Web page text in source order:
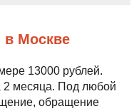
в Москве
13000 рублей.
2 месяца. Под любой
обращение